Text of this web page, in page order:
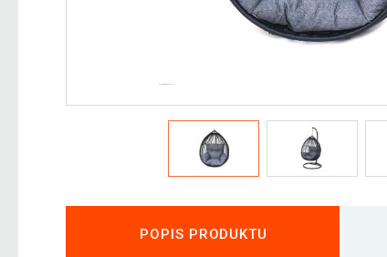
POPIS PRODUKTU